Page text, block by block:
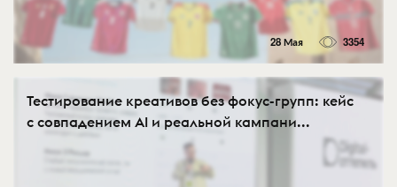
28 Мая 3354
Тестирование креативов без фокус-групп: кейс
с совпадением AI и реальной кампани...